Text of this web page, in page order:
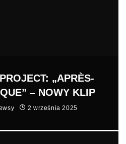
„APRÈS-
– NOWY KLIP
2 września 2025